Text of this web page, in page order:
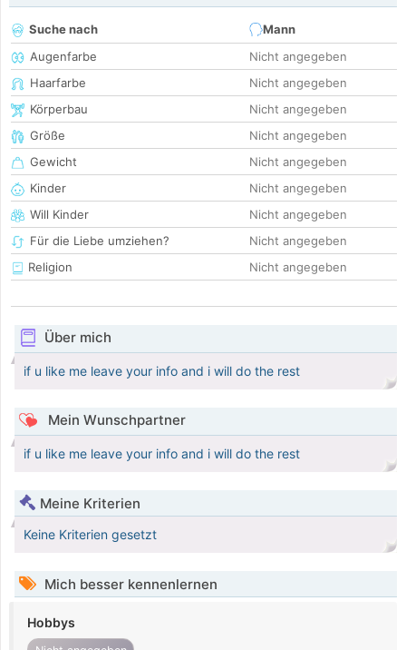
Suche nach
Mann
Augenfarbe
Nicht angegeben
Haarfarbe
Nicht angegeben
Körperbau
Nicht angegeben
Größe
Nicht angegeben
Gewicht
Nicht angegeben
Kinder
Nicht angegeben
Will Kinder
Nicht angegeben
Für die Liebe umziehen?
Nicht angegeben
Religion
Nicht angegeben
Über mich
if u like me leave your info and i will do the rest
Mein Wunschpartner
if u like me leave your info and i will do the rest
Meine Kriterien
Keine Kriterien gesetzt
Mich besser kennenlernen
Hobbys